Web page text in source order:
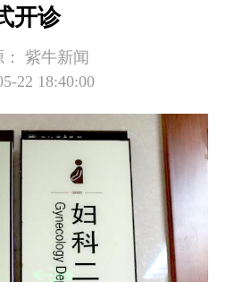
开诊
紫牛新闻
22 18:40:00